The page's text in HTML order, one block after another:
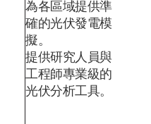
為各區域提供準
確的光伏發電模
擬。
提供研究人員與
工程師專業級的
光伏分析工具。